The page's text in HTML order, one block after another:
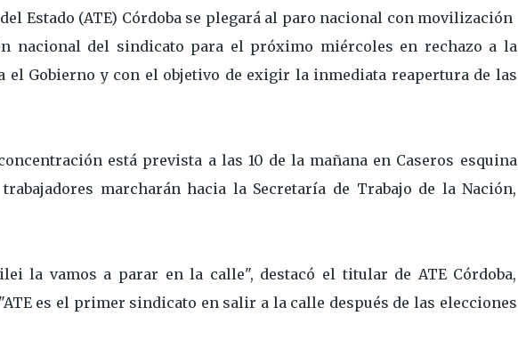
Estado (ATE) Córdoba se plegará al paro nacional con movilización
nacional del sindicato para el próximo miércoles en rechazo a la
el Gobierno y con el objetivo de exigir la inmediata reapertura de las
está prevista a las 10 de la mañana en Caseros esquina
marcharán hacia la Secretaría de Trabajo de la Nación,
la vamos a parar en la calle", destacó el titular de ATE Córdoba,
es el primer sindicato en salir a la calle después de las elecciones